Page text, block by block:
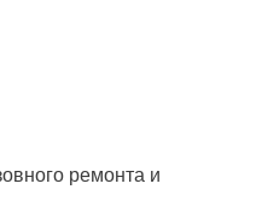
ремонта и